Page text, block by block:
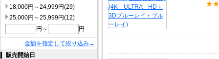
18,000円～24,999円(29)
25,000円～25,999円(12)
円～
円
金額を指定して絞り込み→
販売開始日